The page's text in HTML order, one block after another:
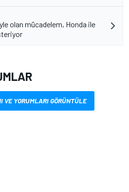
olan mücadelem, Honda ile
VE YORUMLARI GÖRÜNTÜLE